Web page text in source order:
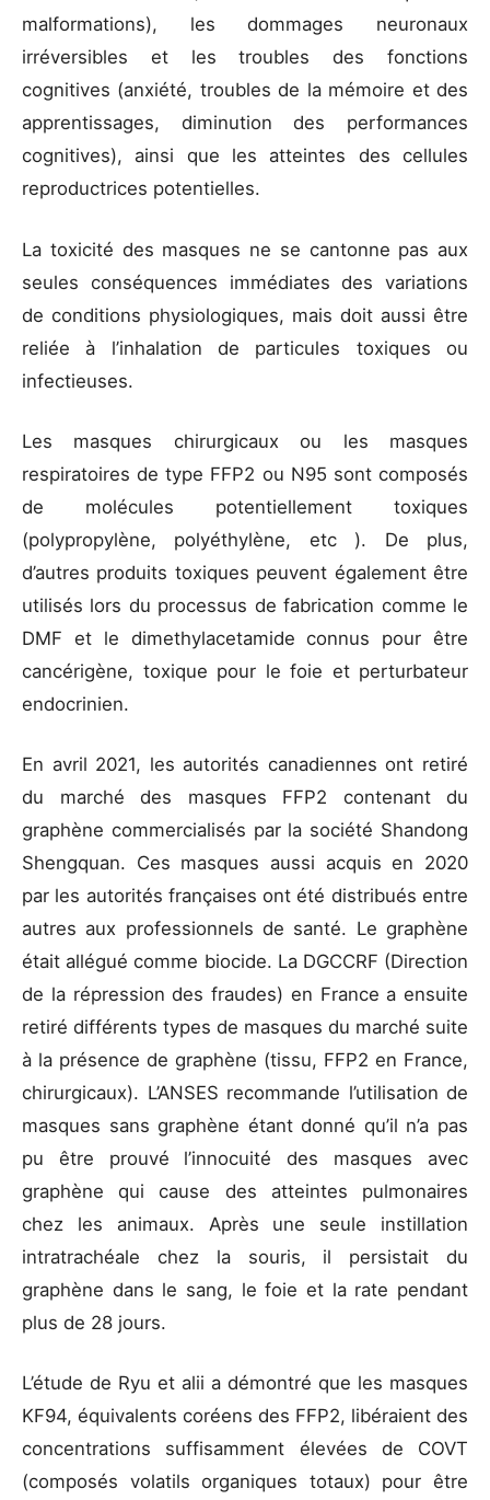
malformations), les dommages neuronaux
irréversibles et les troubles des fonctions
cognitives (anxiété, troubles de la mémoire et des
apprentissages, diminution des performances
cognitives), ainsi que les atteintes des cellules
reproductrices potentielles.
La toxicité des masques ne se cantonne pas aux
seules conséquences immédiates des variations
de conditions physiologiques, mais doit aussi être
reliée à l’inhalation de particules toxiques ou
infectieuses.
Les masques chirurgicaux ou les masques
respiratoires de type FFP2 ou N95 sont composés
de molécules potentiellement toxiques
(polypropylène, polyéthylène, etc ). De plus,
d’autres produits toxiques peuvent également être
utilisés lors du processus de fabrication comme le
DMF et le dimethylacetamide connus pour être
cancérigène, toxique pour le foie et perturbateur
endocrinien.
En avril 2021, les autorités canadiennes ont retiré
du marché des masques FFP2 contenant du
graphène commercialisés par la société Shandong
Shengquan. Ces masques aussi acquis en 2020
par les autorités françaises ont été distribués entre
autres aux professionnels de santé. Le graphène
était allégué comme biocide. La DGCCRF (Direction
de la répression des fraudes) en France a ensuite
retiré différents types de masques du marché suite
à la présence de graphène (tissu, FFP2 en France,
chirurgicaux). L’ANSES recommande l’utilisation de
masques sans graphène étant donné qu’il n’a pas
pu être prouvé l’innocuité des masques avec
graphène qui cause des atteintes pulmonaires
chez les animaux. Après une seule instillation
intratrachéale chez la souris, il persistait du
graphène dans le sang, le foie et la rate pendant
plus de 28 jours.
L’étude de Ryu et alii a démontré que les masques
KF94, équivalents coréens des FFP2, libéraient des
concentrations suffisamment élevées de COVT
(composés volatils organiques totaux) pour être